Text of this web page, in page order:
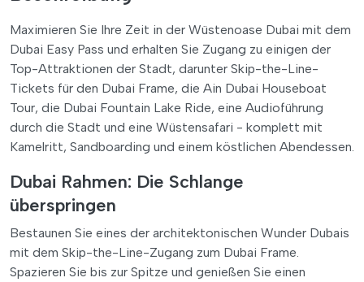
Maximieren Sie Ihre Zeit in der Wüstenoase Dubai mit dem
Dubai Easy Pass und erhalten Sie Zugang zu einigen der
Top-Attraktionen der Stadt, darunter Skip-the-Line-
Tickets für den Dubai Frame, die Ain Dubai Houseboat
Tour, die Dubai Fountain Lake Ride, eine Audioführung
durch die Stadt und eine Wüstensafari - komplett mit
Kamelritt, Sandboarding und einem köstlichen Abendessen.
Dubai Rahmen: Die Schlange
überspringen
Bestaunen Sie eines der architektonischen Wunder Dubais
mit dem Skip-the-Line-Zugang zum Dubai Frame.
Spazieren Sie bis zur Spitze und genießen Sie einen